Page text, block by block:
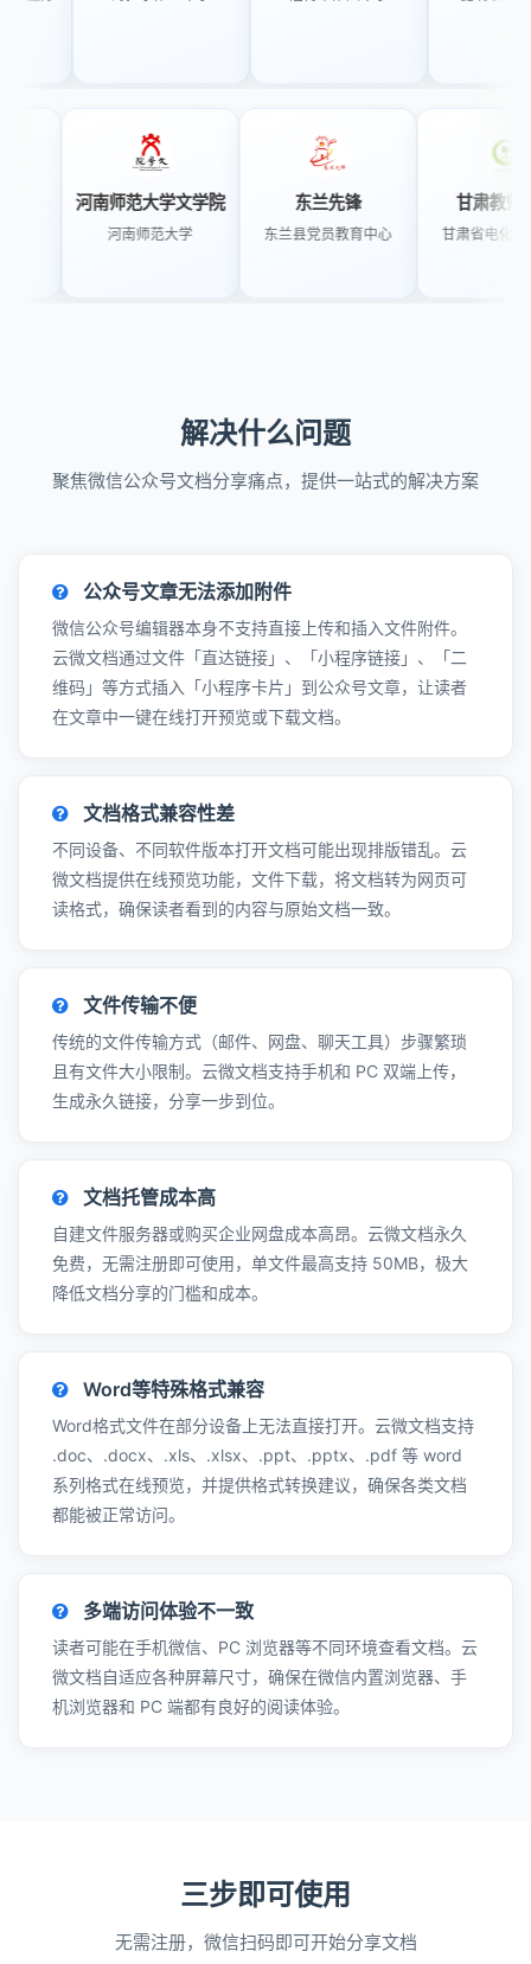
河南师范大学文学院
河南师范大学
东兰先锋
东兰县党员教育中心
甘肃教师学苑
甘肃省电化教育中心
解决什么问题
聚焦微信公众号文档分享痛点，提供一站式的解决方案
公众号文章无法添加附件
微信公众号编辑器本身不支持直接上传和插入文件附件。
云微文档通过文件「直达链接」、「小程序链接」、「二
维码」等方式插入「小程序卡片」到公众号文章，让读者
在文章中一键在线打开预览或下载文档。
文档格式兼容性差
不同设备、不同软件版本打开文档可能出现排版错乱。云
微文档提供在线预览功能，文件下载，将文档转为网页可
读格式，确保读者看到的内容与原始文档一致。
文件传输不便
传统的文件传输方式（邮件、网盘、聊天工具）步骤繁琐
且有文件大小限制。云微文档支持手机和 PC 双端上传，
生成永久链接，分享一步到位。
文档托管成本高
自建文件服务器或购买企业网盘成本高昂。云微文档永久
免费，无需注册即可使用，单文件最高支持 50MB，极大
降低文档分享的门槛和成本。
Word等特殊格式兼容
Word格式文件在部分设备上无法直接打开。云微文档支持
.doc、.docx、.xls、.xlsx、.ppt、.pptx、.pdf 等 word
系列格式在线预览，并提供格式转换建议，确保各类文档
都能被正常访问。
多端访问体验不一致
读者可能在手机微信、PC 浏览器等不同环境查看文档。云
微文档自适应各种屏幕尺寸，确保在微信内置浏览器、手
机浏览器和 PC 端都有良好的阅读体验。
三步即可使用
无需注册，微信扫码即可开始分享文档